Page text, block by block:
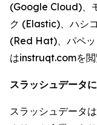
(Google Cloud)、
ク (Elastic)、ハシ
(Red Hat)、パペッ
はinstruqt.comを閲
スラッシュデータ
スラッシュデータ